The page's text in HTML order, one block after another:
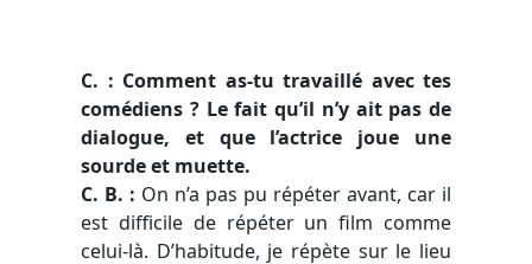
C. : Comment as-tu travaillé avec tes
comédiens ? Le fait qu’il n’y ait pas de
dialogue, et que l’actrice joue une
sourde et muette.
C. B. : On n’a pas pu répéter avant, car il
est difficile de répéter un film comme
celui-là. D’habitude, je répète sur le lieu